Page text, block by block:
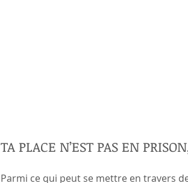
TA PLACE N’EST PAS EN
Parmi ce qui peut se mettre en travers